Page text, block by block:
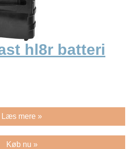
hl8r batteri
Læs mere »
Køb nu »